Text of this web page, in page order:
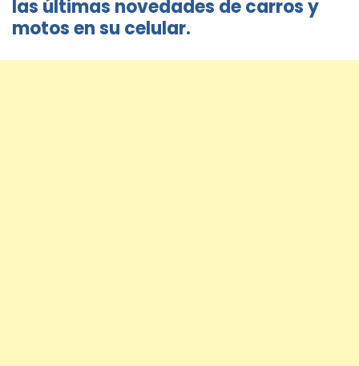
las últimas novedades de carros y
motos en su celular.